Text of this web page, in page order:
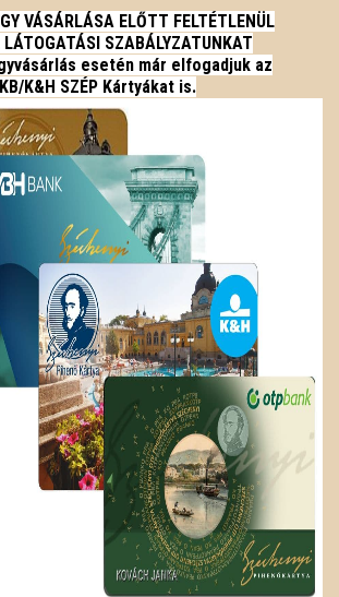
VÁSÁRLÁSA ELŐTT FELTÉTLENÜL
LÁTOGATÁSI SZABÁLYZATUNKAT
esetén már elfogadjuk az
K&H SZÉP Kártyákat is.